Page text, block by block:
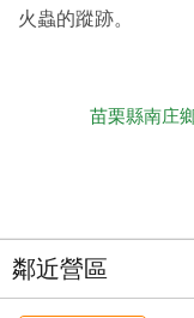
火蟲的蹤跡。
苗栗縣南庄
鄰近營區